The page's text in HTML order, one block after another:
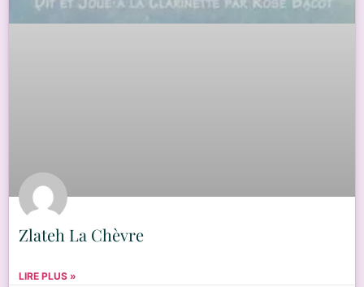
Zlateh La Chèvre
LIRE PLUS »